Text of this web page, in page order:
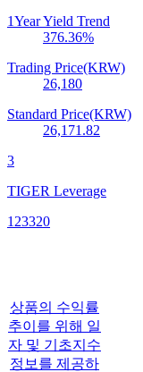
1Year Yield Trend
376.36%
Trading Price(KRW)
26,180
Standard Price(KRW)
26,171.82
3
TIGER Leverage
123320
상품의 수익률
추이를 위해 일
자 및 기초지수
정보를 제공하